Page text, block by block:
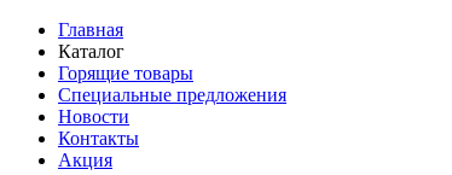
Главная
Каталог
Горящие товары
Специальные предложения
Новости
Контакты
Акция